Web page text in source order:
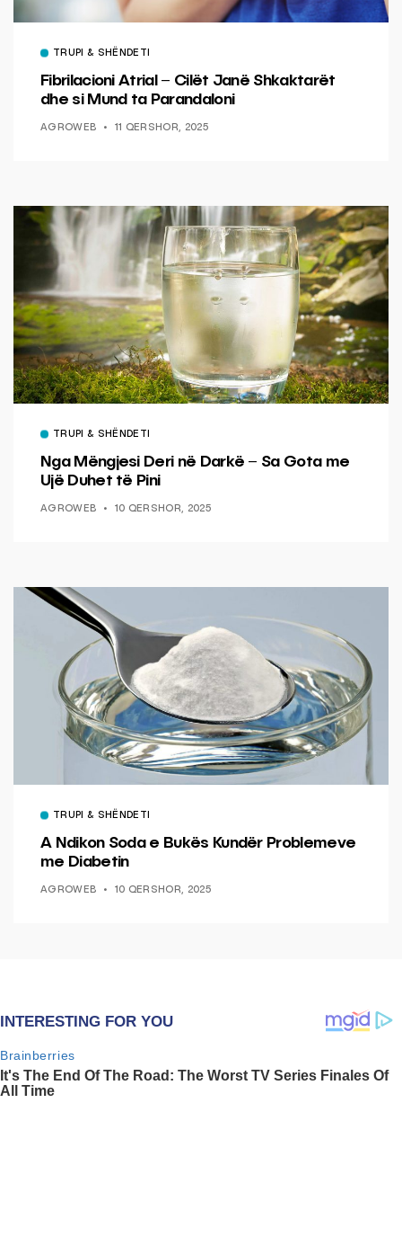
TRUPI & SHËNDETI
Fibrilacioni Atrial – Cilët Janë Shkaktarët
dhe si Mund ta Parandaloni
AGROWEB 11 QERSHOR, 2025
TRUPI & SHËNDETI
Nga Mëngjesi Deri në Darkë – Sa Gota me
Ujë Duhet të Pini
AGROWEB 10 QERSHOR, 2025
TRUPI & SHËNDETI
A Ndikon Soda e Bukës Kundër Problemeve
me Diabetin
AGROWEB 10 QERSHOR, 2025